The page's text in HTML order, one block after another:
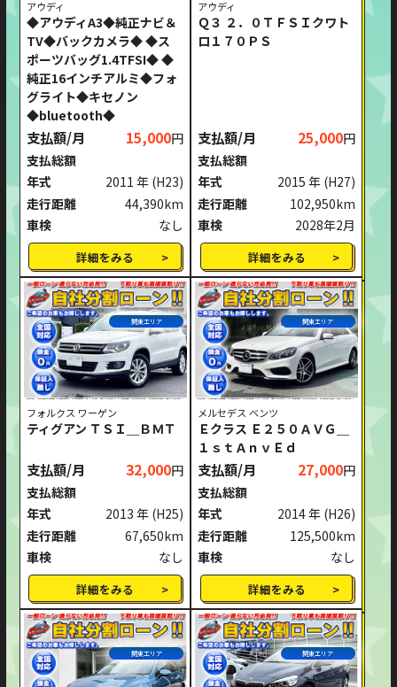
アウディ
◆アウディA3◆純正ナビ＆
TV◆バックカメラ◆ ◆ス
ポーツバッグ1.4TFSI◆ ◆
純正16インチアルミ◆フォ
グライト◆キセノン
◆bluetooth◆
支払額/月 15,000円
支払総額
年式
2011 年 (H23)
走行距離
44,390km
車検
なし
詳細をみる
アウディ
Ｑ３ ２．０ＴＦＳＩクワト
ロ１７０ＰＳ
支払額/月 25,000円
支払総額
年式
2015 年 (H27)
走行距離
102,950km
車検
2028年2月
詳細をみる
関東エリア
フォルクス ワーゲン
ティグアン ＴＳＩ＿ＢＭＴ
支払額/月 32,000円
支払総額
年式
2013 年 (H25)
走行距離
67,650km
車検
なし
詳細をみる
関東エリア
メルセデス ベンツ
Ｅクラス Ｅ２５０ＡＶＧ＿
１ｓｔＡｎｖＥｄ
支払額/月 27,000円
支払総額
年式
2014 年 (H26)
走行距離
125,500km
車検
なし
詳細をみる
関東エリア 関東エリア